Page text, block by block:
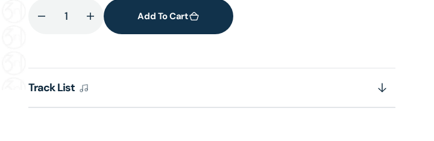
Decrease
環
球
經
典
Increase
quantity
環
典
Add To Cart
Track List